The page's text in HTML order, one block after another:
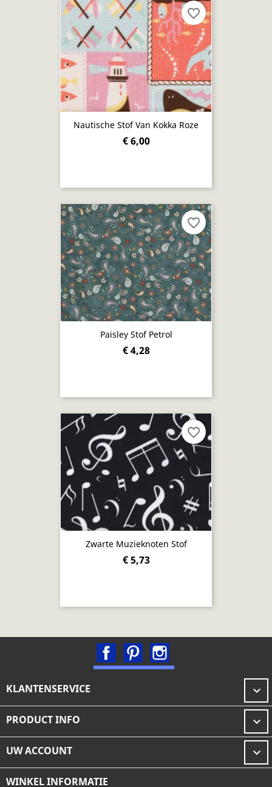
Nautische Stof Van Kokka Roze
€ 6,00
favorite_border
Paisley Stof Petrol
€ 4,28
favorite_border
Zwarte Muzieknoten Stof
€ 5,73
favorite_border
FacebookPinterest
KLANTENSERVICE 
PRODUCT INFO 
UW ACCOUNT 
WINKEL INFORMATIE